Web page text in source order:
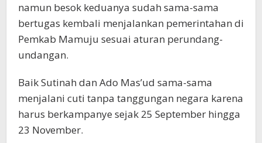
namun besok keduanya sudah sama-sama
bertugas kembali menjalankan pemerintahan di
Pemkab Mamuju sesuai aturan perundang-
undangan.
Baik Sutinah dan Ado Mas’ud sama-sama
menjalani cuti tanpa tanggungan negara karena
harus berkampanye sejak 25 September hingga
23 November.